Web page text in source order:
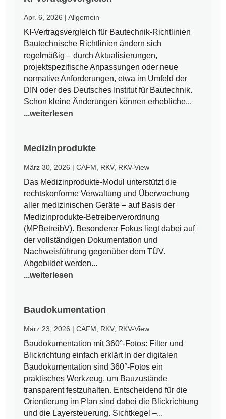
Apr. 6, 2026 |Allgemein
KI-Vertragsvergleich für Bautechnik-Richtlinien
Bautechnische Richtlinien ändern sich
regelmäßig – durch Aktualisierungen,
projektspezifische Anpassungen oder neue
normative Anforderungen, etwa im Umfeld der
DIN oder des Deutsches Institut für Bautechnik.
Schon kleine Änderungen können erhebliche...
...weiterlesen
Medizinprodukte
März 30, 2026 |CAFM RKV, RKV-View
Das Medizinprodukte-Modul unterstützt die
rechtskonforme Verwaltung und Überwachung
aller medizinischen Geräte – auf Basis der
Medizinprodukte-Betreiberverordnung
(MPBetreibV). Besonderer Fokus liegt dabei auf
der vollständigen Dokumentation und
Nachweisführung gegenüber dem TÜV.
Abgebildet werden...
...weiterlesen
Baudokumentation
März 23, 2026 |CAFM RKV, RKV-View
Baudokumentation mit 360°-Fotos: Filter und
Blickrichtung einfach erklärt In der digitalen
Baudokumentation sind 360°-Fotos ein
praktisches Werkzeug, um Bauzustände
transparent festzuhalten. Entscheidend für die
Orientierung im Plan sind dabei die Blickrichtung
und die Layersteuerung. Sichtkegel –...